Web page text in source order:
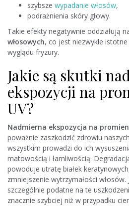
szybsze wypadanie włosów,
podrażnienia skóry głowy.
Takie efekty negatywnie oddziałują
włosowych, co jest niezwykle
wyglądu fryzury.
Jakie są skutki
ekspozycji na
UV?
Nadmierna ekspozycja na
poważnie zaszkodzić zdrowiu
wszystkim prowadzi do ich
matowością i łamliwością.
powoduje utratę białek
zmniejszenie wytrzymałości włosów.
szczególnie podatne na te
znacznie szybciej niż w przypadku